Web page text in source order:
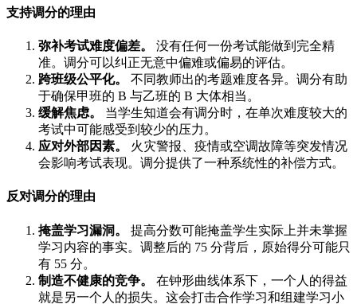
支持调分的理由
弥补考试难度偏差。
没有任何一份考试能做到完全精
准。调分可以纠正无意中偏难或偏易的评估。
跨班级公平化。
不同教师出的考题难度各异。调分有助
于确保甲班的 B 与乙班的 B 大体相当。
缓解焦虑。
当学生知道会有调分时，在单次难度较大的
考试中可能感受到较少的压力。
应对外部因素。
火灾警报、疫情或空调故障等突发情况
会影响考试表现。调分提供了一种系统性的补偿方式。
反对调分的理由
掩盖学习漏洞。
提高分数可能掩盖学生实际上并未掌握
学习内容的事实。调整后的 75 分背后，原始得分可能只
有 55 分。
制造不健康的竞争。
在钟形曲线体系下，一个人的得益
就是另一个人的损失。这会打击合作学习和组建学习小